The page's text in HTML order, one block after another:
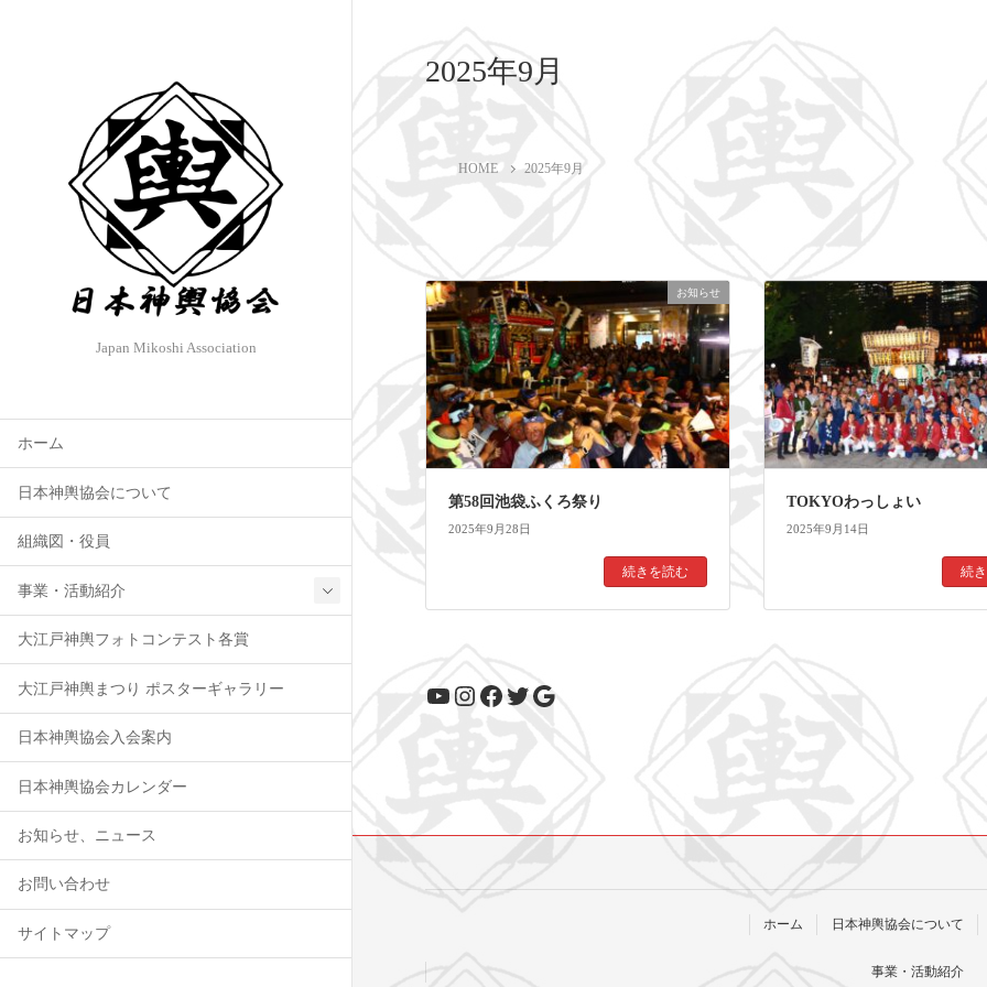
Japan Mikoshi Association
ホーム
日本神輿協会について
組織図・役員
事業・活動紹介
大江戸神輿フォトコンテスト各賞
大江戸神輿まつり ポスターギャラリー
日本神輿協会入会案内
日本神輿協会カレンダー
お知らせ、ニュース
お問い合わせ
サイトマップ
2025年9月
HOME 2025年9月
お知らせ
第58回池袋ふくろ祭り
2025年9月28日
続きを読む
TOKYOわっしょい
2025年9月14日
続
YouTube
Instagram
Facebook
Twitter
Google
ホーム 日本神輿協会について
事業・活動紹介